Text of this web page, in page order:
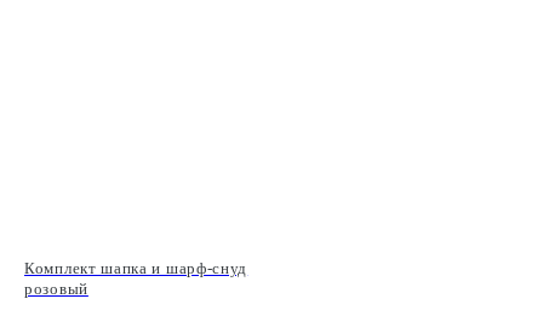
Комплект шапка и шарф-снуд
розовый